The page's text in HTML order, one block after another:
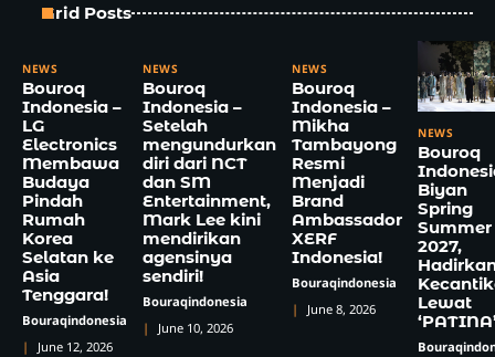
Grid Posts
NEWS
Bouroq
Indonesia –
LG
Electronics
Membawa
Budaya
Pindah
Rumah
Korea
Selatan ke
Asia
Tenggara!
Bouraqindonesia
June 12, 2026
NEWS
Bouroq
Indonesia –
Setelah
mengundurkan
diri dari NCT
dan SM
Entertainment,
Mark Lee kini
mendirikan
agensinya
sendiri!
Bouraqindonesia
June 10, 2026
NEWS
Bouroq
Indonesia –
Mikha
Tambayong
Resmi
Menjadi
Brand
Ambassador
XERF
Indonesia!
Bouraqindonesia
June 8, 2026
NEWS
Bouroq
Biyan
Spring
Summer
2027,
Lewat